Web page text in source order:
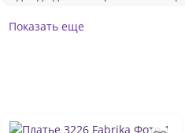
брюки с высокой посадкой
Показать еще